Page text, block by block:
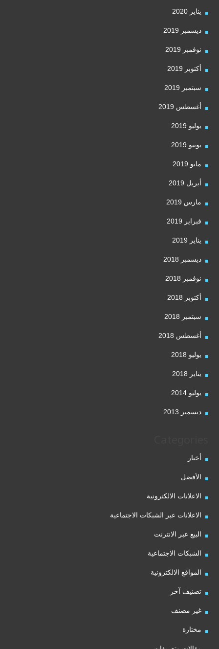
يناير 2020
ديسمبر 2019
نوفمبر 2019
أكتوبر 2019
سبتمبر 2019
أغسطس 2019
يوليو 2019
يونيو 2019
مايو 2019
أبريل 2019
مارس 2019
فبراير 2019
يناير 2019
ديسمبر 2018
نوفمبر 2018
أكتوبر 2018
سبتمبر 2018
أغسطس 2018
يوليو 2018
يناير 2018
يوليو 2014
ديسمبر 2013
أخبار
الأفضل
الاعلانات الالكترونية
الاعلانات عبر الشبكات الاجتماعية
البيع عبر الانترنت
الشبكات الاجتماعية
المواقع الالكترونية
تصنيف آخر
غير مصنف
مختارة